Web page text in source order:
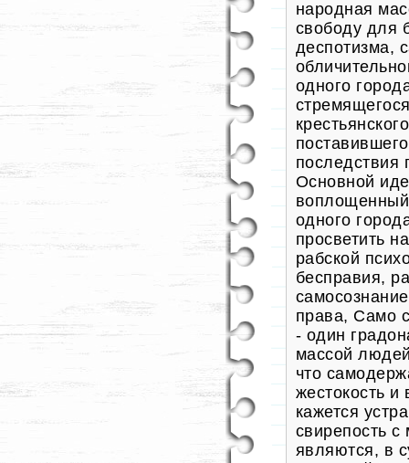
народная
свободу для
деспотизма,
одного
последствия
Основной
воплощенный
одного
просветить
рабской
бесправия,
права, Само
- один
массой
что
жестокость и
кажется
свирепость
являются, в